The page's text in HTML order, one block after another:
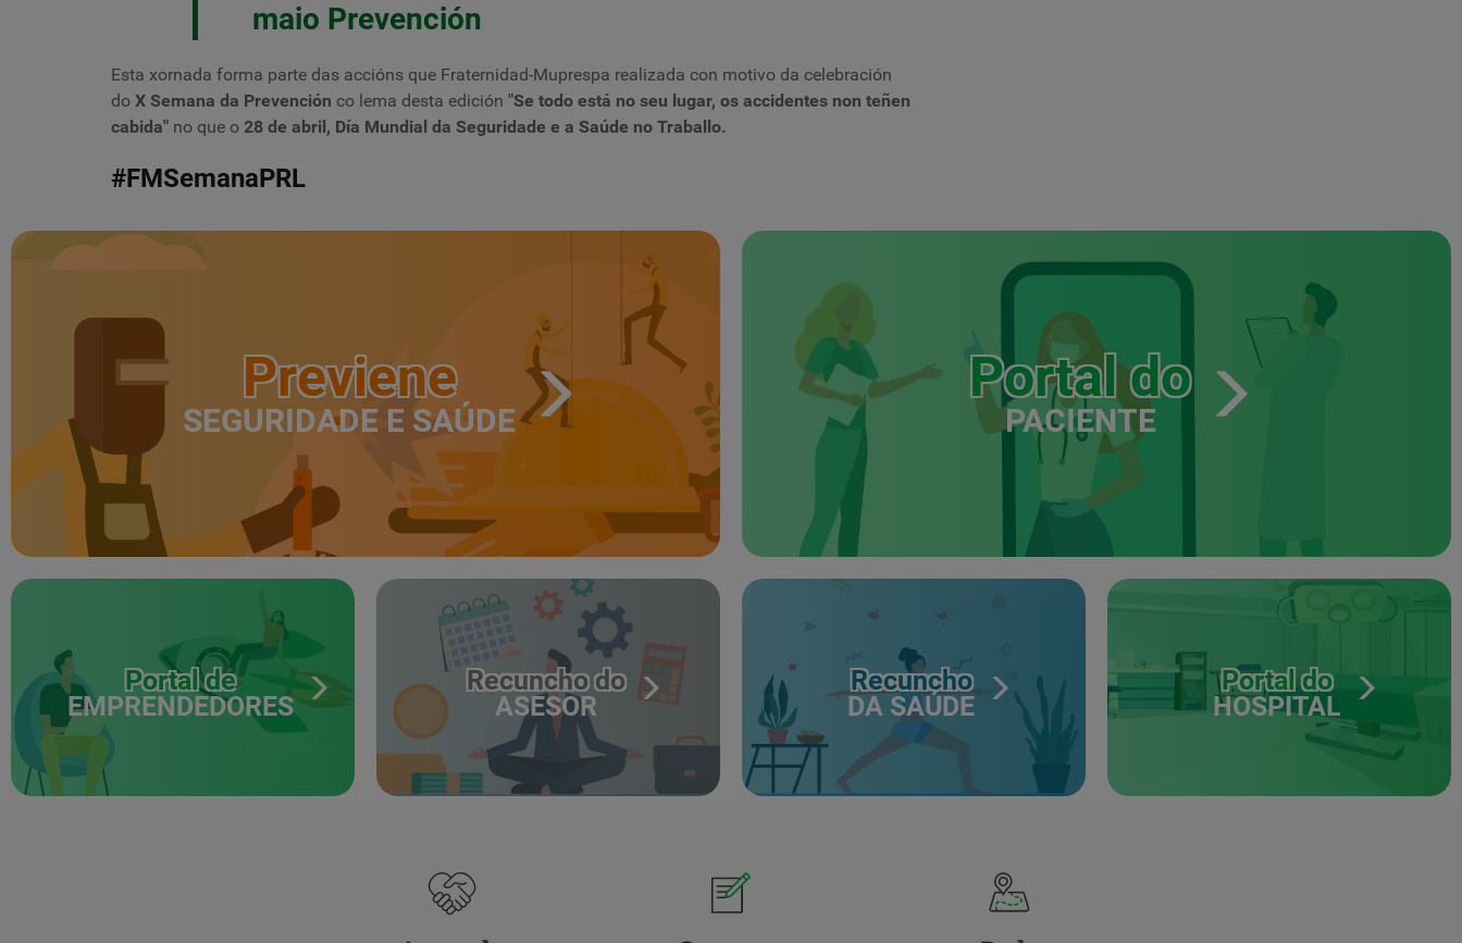
maio Prevención
Esta xornada forma parte das accións que Fraternidad-Muprespa realizada con motivo da celebración
do X Semana da Prevención co lema desta edición "Se todo está no seu lugar, os accidentes non teñen
cabida" no que o 28 de abril, Día Mundial da Seguridade e a Saúde no Traballo.
#FMSemanaPRL
Previene
SEGURIDADE E SAÚDE
Portal do
PACIENTE
Portal de
EMPRENDEDORES
Recuncho do
ASESOR
Recuncho
DA SAÚDE
Portal do
HOSPITAL